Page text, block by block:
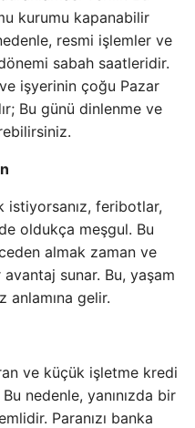
kurumu kapanabilir
resmi işlemler ve
sabah saatleridir.
işyerinin çoğu Pazar
Bu günü dinlenme ve
istiyorsanız, feribotlar,
oldukça meşgul. Bu
almak zaman ve
sunar. Bu, yaşam
anlamına gelir.
ve küçük işletme kredi
nedenle, yanınızda bir
Paranızı banka